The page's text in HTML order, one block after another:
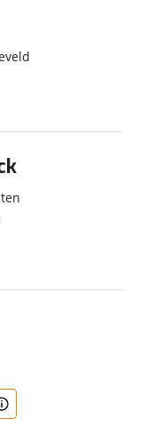
Metallic
om je aanvraag zo
Lees hier meer